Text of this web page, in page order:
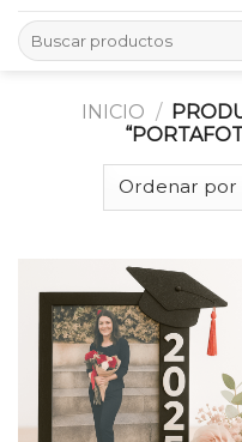
Buscar
por:
INICIO /